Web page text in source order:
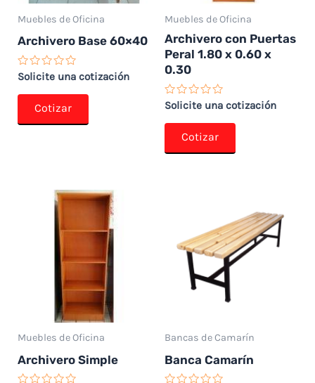
Muebles de Oficina
Archivero Base 60×40
Valorado
con
0
Solicite una cotización
Cotizar
Muebles de Oficina
Archivero con Puertas
Peral 1.80 x 0.60 x
0.30
Valorado
con
0
Solicite una cotización
Cotizar
Muebles de Oficina
Archivero Simple
Bancas de Camarín
Banca Camarín